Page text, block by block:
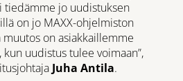
tiedämme jo uudistuksen
on jo MAXX-ohjelmiston
on asiakkaillemme
uudistus tulee voimaan”,
Juha Antila.